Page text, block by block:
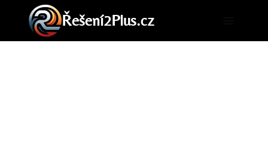
Přeskočit
obsah
Řešení2Plus.cz